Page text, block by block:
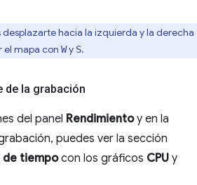
desplazarte hacia la izquierda y la derecha
el mapa con Wy S.
de la grabación
del panel Rendimientoy en la
puedes ver la sección
de tiempocon los gráficos CPU y